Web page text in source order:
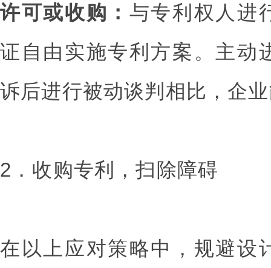
许可或收购： 与专利权人进
证自由实施专利方案。主动
诉后进行被动谈判相比，企
2．收购专利，扫除障碍
在以上应对策略中，规避设